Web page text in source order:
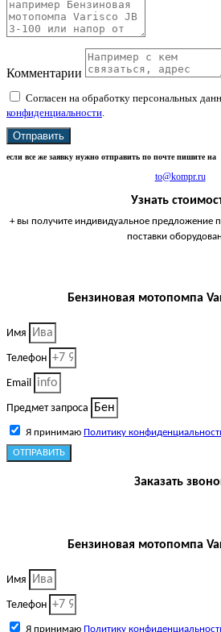
Комментарии
Согласен на обработку персональных
конфиденциальности.
Отправить
если все же заявку нужно отправить по почте пишите на
to@kompr.ru
Узнать
+ вы получите индивидуальное
поставки
Бензиновая мотопомпа
Имя
Телефон
Email
Предмет запроса
Я принимаю Политику
ОТПРАВИТЬ
Заказать
Бензиновая мотопомпа
Имя
Телефон
Я принимаю Политику